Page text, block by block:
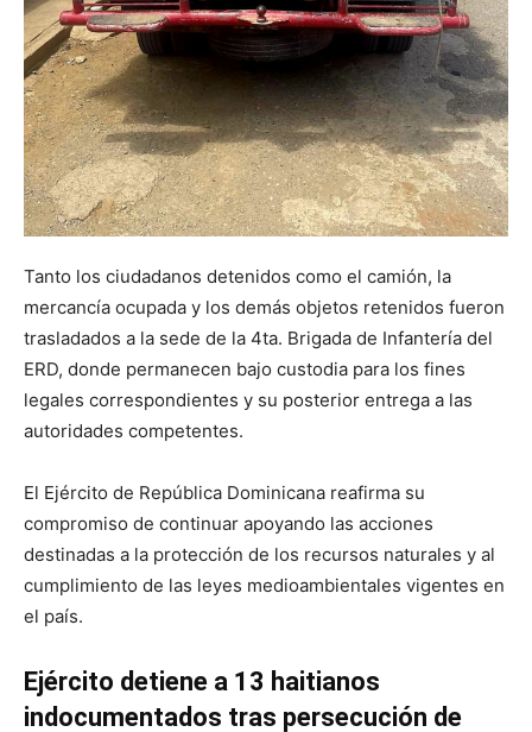
Tanto los ciudadanos detenidos como el camión, la
mercancía ocupada y los demás objetos retenidos fueron
trasladados a la sede de la 4ta. Brigada de Infantería del
ERD, donde permanecen bajo custodia para los fines
legales correspondientes y su posterior entrega a las
autoridades competentes.
El Ejército de República Dominicana reafirma su
compromiso de continuar apoyando las acciones
destinadas a la protección de los recursos naturales y al
cumplimiento de las leyes medioambientales vigentes en
el país.
Ejército detiene a 13 haitianos
indocumentados tras persecución de